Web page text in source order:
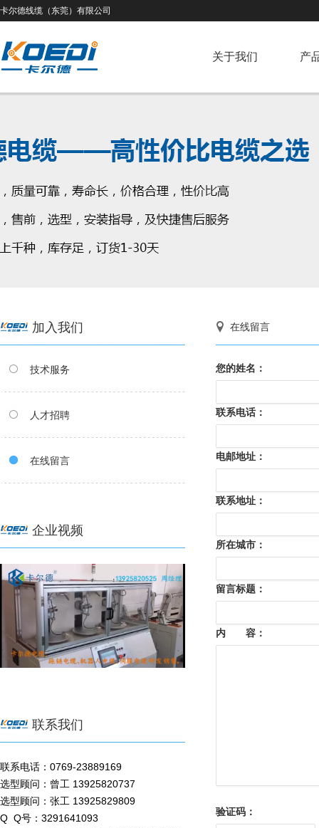
卡尔德线缆（东莞）有限公司
关于我们 产
加入我们
技术服务
人才招聘
在线留言
企业视频
联系我们
联系电话：0769-23889169
选型顾问：曾工 13925820737
选型顾问：张工 13925829809
Q Q号：3291641093
在线留言
您的姓名：
联系电话：
电邮地址：
联系地址：
所在城市：
留言标题：
内 容：
验证码：